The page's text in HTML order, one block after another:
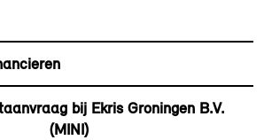
plus
Plus"
bij Ekris Groningen B.V.
(MINI)